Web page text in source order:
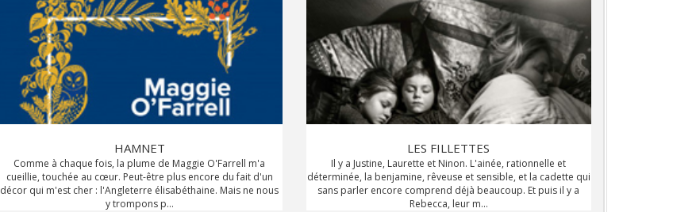
HAMNET
Comme à chaque fois, la plume de Maggie O'Farrell m'a
cueillie, touchée au cœur. Peut-être plus encore du fait d'un
décor qui m'est cher : l'Angleterre élisabéthaine. Mais ne nous
y trompons p...
LES FILLETTES
Il y a Justine, Laurette et Ninon. L'ainée, rationnelle et
déterminée, la benjamine, rêveuse et sensible, et la cadette qui
sans parler encore comprend déjà beaucoup. Et puis il y a
Rebecca, leur m...